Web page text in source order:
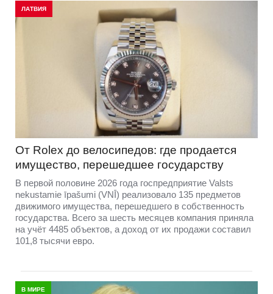
ЛАТВИЯ
От Rolex до велосипедов: где продается
имущество, перешедшее государству
В первой половине 2026 года госпредприятие Valsts
nekustamie īpašumi (VNĪ) реализовало 135 предметов
движимого имущества, перешедшего в собственность
государства. Всего за шесть месяцев компания приняла
на учёт 4485 объектов, а доход от их продажи составил
101,8 тысячи евро.
В МИРЕ